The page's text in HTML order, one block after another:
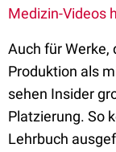
Medizin-Videos
Auch für
Produktion als
sehen Insider
Platzierung. So
Lehrbuch